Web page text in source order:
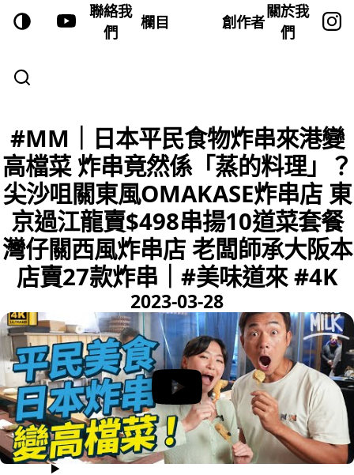
聯絡我
們
欄目 創作者
關於我
們
#MM｜日本平民食物炸串來港變
高檔菜 炸串竟然係「蒸的料理」？
尖沙咀關東風OMAKASE炸串店 東
京過江龍賣$498串揚10道菜套餐
灣仔關西風炸串店 老闆師承大阪本
店賣27款炸串｜#美味道來 #4K
2023-03-28